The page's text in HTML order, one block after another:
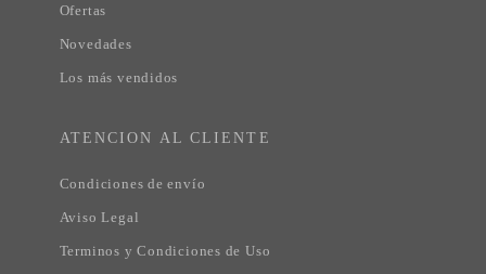
Ofertas
Novedades
Los más vendidos
ATENCION AL CLIENTE
Condiciones de envío
Aviso Legal
Terminos y Condiciones de Uso